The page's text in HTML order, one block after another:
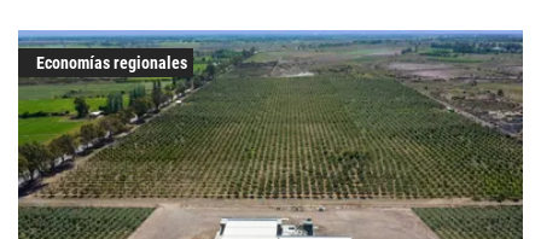
Economías regionales